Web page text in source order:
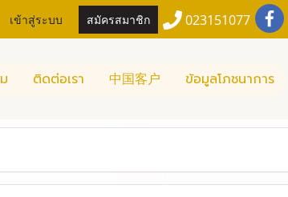
เข้าสู่ระบบ สมัครสมาชิก 023151077
ติดต่อเรา 中国客户 ข้อมูลโภชนาการ